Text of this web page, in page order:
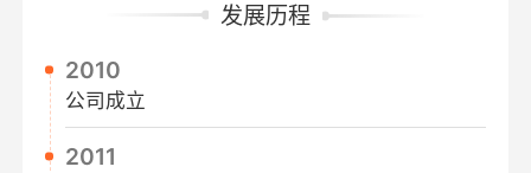
发展历程
2010
公司成立
2011